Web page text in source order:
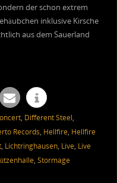
der schon extrem
inklusive Kirsche
aus dem Sauerland
, Different Steel,
Records, Hellfire, Hellfire
, Lichtringhausen, Live, Live
, Stormage